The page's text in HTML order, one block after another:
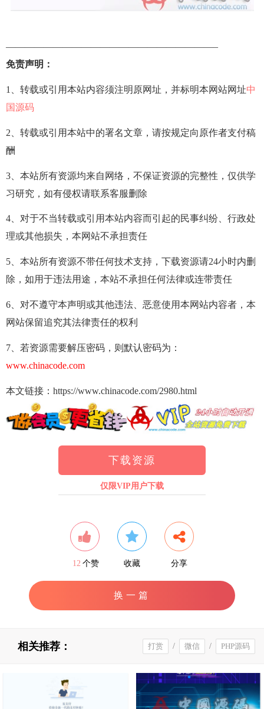
——————————————————————–
免责声明：
1、转载或引用本站内容须注明原网址，并标明本网站网址中
国源码
2、转载或引用本站中的署名文章，请按规定向原作者支付稿
酬
3、本站所有资源均来自网络，不保证资源的完整性，仅供学
习研究，如有侵权请联系客服删除
4、对于不当转载或引用本站内容而引起的民事纠纷、行政处
理或其他损失，本网站不承担责任
5、本站所有资源不带任何技术支持，下载资源请24小时内删
除，如用于违法用途，本站不承担任何法律或连带责任
6、对不遵守本声明或其他违法、恶意使用本网站内容者，本
网站保留追究其法律责任的权利
7、若资源需要解压密码，则默认密码为：
www.chinacode.com
本文链接：https://www.chinacode.com/2980.html
下载资源
仅限VIP用户下载
12 个赞 收藏 分享
换一篇
相关推荐： PHP源码
/
微信
/
打赏